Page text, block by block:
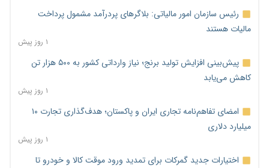
رئیس سازمان امور مالیاتی: بلاگرهای پردرآمد مشمول پرداخت
مالیات هستند
۱ روز پیش
پیش‌بینی افزایش تولید برنج؛ نیاز وارداتی کشور به ۵۰۰ هزار تن
کاهش می‌یابد
۱ روز پیش
امضای تفاهم‌نامه تجاری ایران و پاکستان؛ هدف‌گذاری تجارت ۱۰
میلیارد دلاری
۱ روز پیش
اختیارات جدید گمرکات برای تمدید ورود موقت کالا و خودرو تا